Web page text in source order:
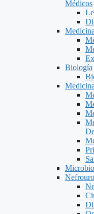
Médicos
Biología